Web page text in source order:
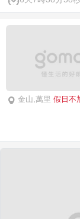
金山,萬里 假日不